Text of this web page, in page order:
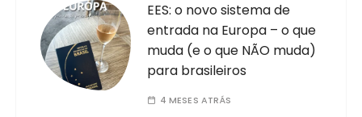
EES: o novo sistema de
entrada na Europa – o que
muda (e o que NÃO muda)
para brasileiros
4 MESES ATRÁS